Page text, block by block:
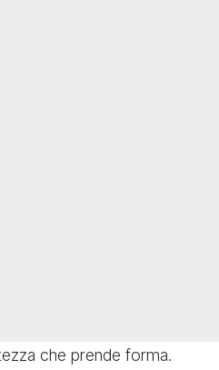
che prende forma.